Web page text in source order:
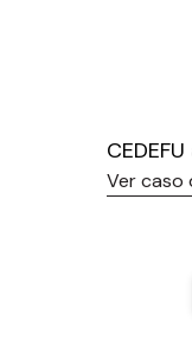
Ver caso